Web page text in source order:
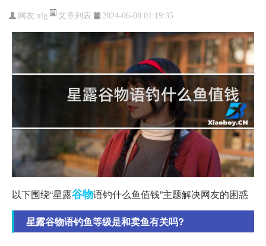
网友:xlg 文章列表 2024-06-08 01:19:35
以下围绕“星露谷物语钓什么鱼值钱”主题解决网友的困惑
星露谷物语钓鱼等级是和卖鱼有关吗?